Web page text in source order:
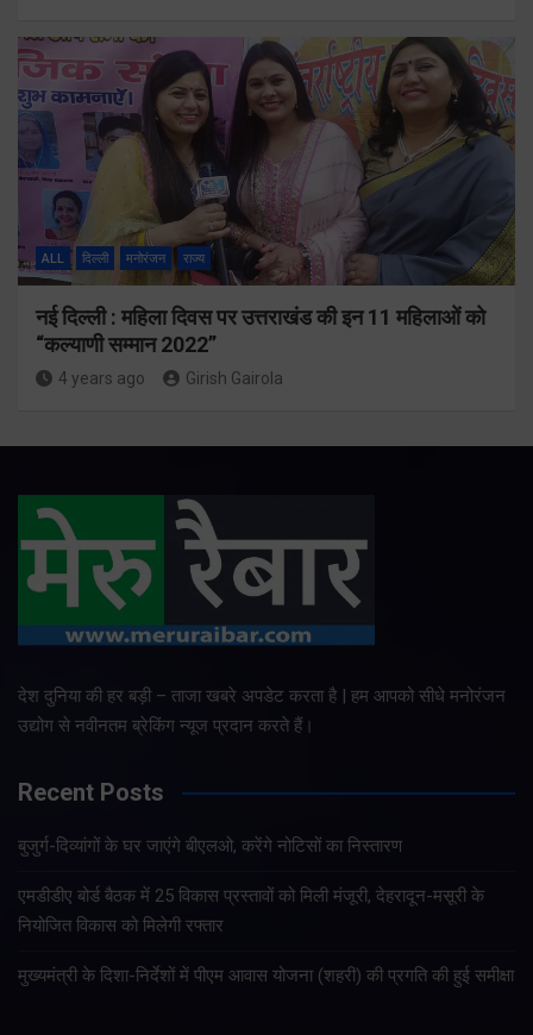
ALL दिल्ली मनोरंजन राज्य
नई दिल्ली : महिला दिवस पर उत्तराखंड की इन 11 महिलाओं को
“कल्याणी सम्मान 2022”
4 years ago Girish Gairola
देश दुनिया की हर बड़ी – ताजा खबरे अपडेट करता है | हम आपको सीधे मनोरंजन
उद्योग से नवीनतम ब्रेकिंग न्यूज प्रदान करते हैं।
Recent Posts
बुजुर्ग-दिव्यांगों के घर जाएंगे बीएलओ, करेंगे नोटिसों का निस्तारण
एमडीडीए बोर्ड बैठक में 25 विकास प्रस्तावों को मिली मंजूरी, देहरादून-मसूरी के
नियोजित विकास को मिलेगी रफ्तार
मुख्यमंत्री के दिशा-निर्देशों में पीएम आवास योजना (शहरी) की प्रगति की हुई समीक्षा